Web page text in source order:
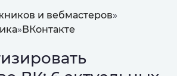
и вебмастеров»
»ВКонтакте